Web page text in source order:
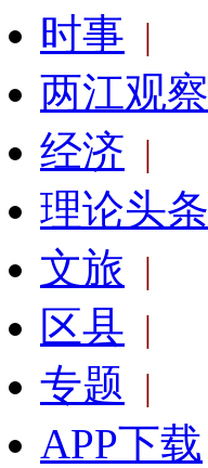
时事 |
两江观察
经济 |
理论头条
文旅 |
区县 |
专题 |
APP下载